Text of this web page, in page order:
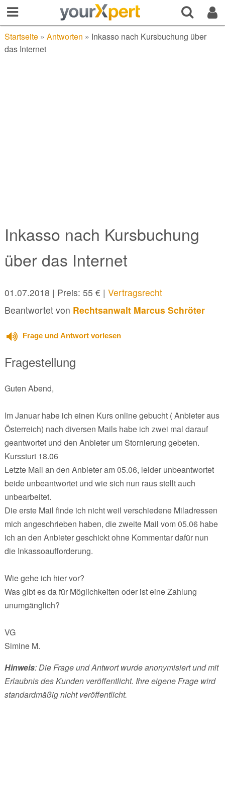
Startseite» Antworten » Inkasso nach Kursbuchung über
das Internet
Inkasso nach Kursbuchung
über das Internet
01.07.2018 | Preis: 55 € | Vertragsrecht
Beantwortet von Rechtsanwalt Marcus Schröter
Frage und Antwort vorlesen
Fragestellung
Guten Abend,
Im Januar habe ich einen Kurs online gebucht ( Anbieter aus
Österreich) nach diversen Mails habe ich zwei mal darauf
geantwortet und den Anbieter um Stornierung gebeten.
Kurssturt 18.06
Letzte Mail an den Anbieter am 05.06, leider unbeantwortet
beide unbeantwortet und wie sich nun raus stellt auch
unbearbeitet.
Die erste Mail finde ich nicht weil verschiedene Miladressen
mich angeschrieben haben, die zweite Mail vom 05.06 habe
ich an den Anbieter geschickt ohne Kommentar dafür nun
die Inkassoaufforderung.
Wie gehe ich hier vor?
Was gibt es da für Möglichkeiten oder ist eine Zahlung
unumgänglich?
VG
Simine M.
Hinweis: Die Frage und Antwort wurde anonymisiert und mit
Erlaubnis des Kunden veröffentlicht. Ihre eigene Frage wird
standardmäßig nicht veröffentlicht.